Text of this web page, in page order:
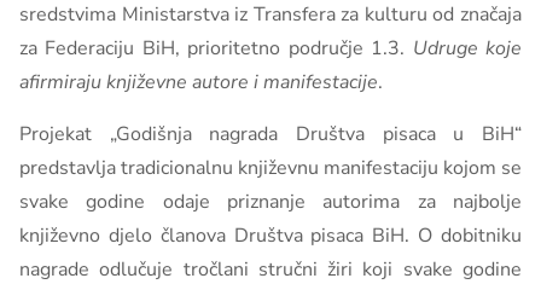
sredstvima Ministarstva iz Transfera za kulturu od značaja
za Federaciju BiH, prioritetno područje 1.3. Udruge koje
afirmiraju književne autore i manifestacije.
Projekat „Godišnja nagrada Društva pisaca u BiH“
predstavlja tradicionalnu književnu manifestaciju kojom se
svake godine odaje priznanje autorima za najbolje
književno djelo članova Društva pisaca BiH. O dobitniku
nagrade odlučuje tročlani stručni žiri koji svake godine